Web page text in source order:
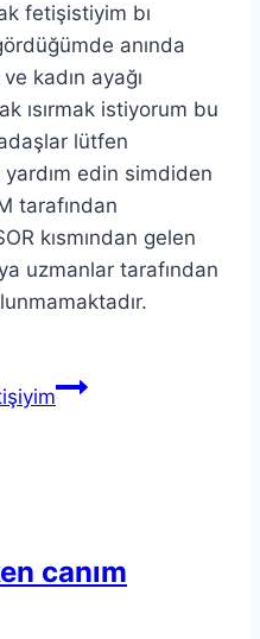
fetişistiyim bı
anında
kadın ayağı
ısırmak istiyorum bu
lütfen
yardım edin simdiden
tarafından
kısmından gelen
uzmanlar tarafından
canım